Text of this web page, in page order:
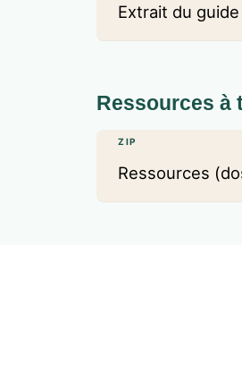
Extrait du guide
Ressources à
ZIP
Ressources